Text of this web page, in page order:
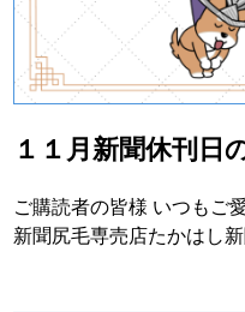
１１月新聞休刊日
ご購読者の皆様 いつもご
新聞尻毛専売店たかはし